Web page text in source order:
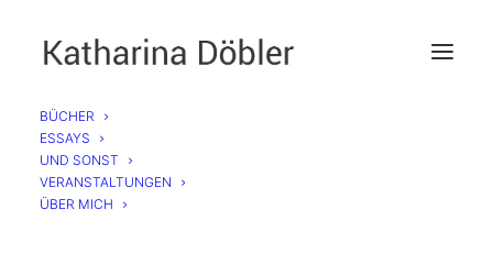
BÜCHER
ESSAYS
UND SONST
VERANSTALTUNGEN
ÜBER MICH
Das Barbie Komplott